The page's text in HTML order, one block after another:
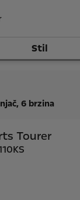
Stil
Tourer
6 brzina